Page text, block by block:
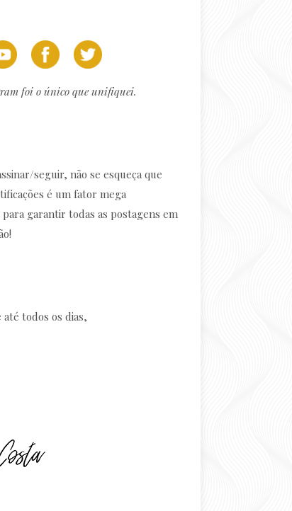
foi o único que unifiquei.
seguir, não se esqueça que
é um fator mega
garantir todas as postagens em
até todos os dias,